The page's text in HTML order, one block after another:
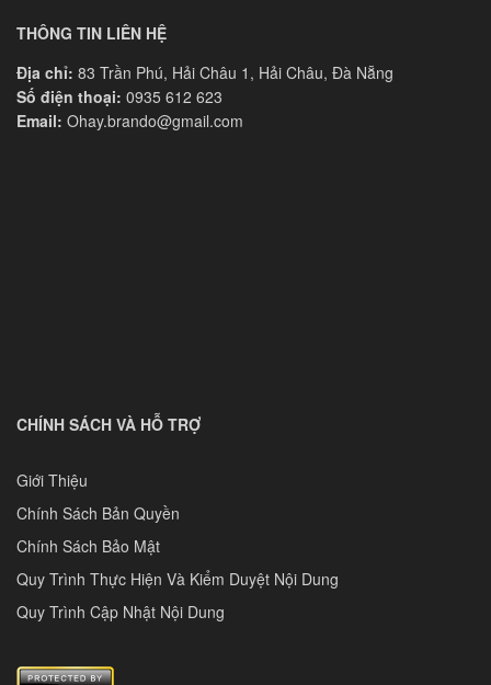
THÔNG TIN LIÊN HỆ
Địa chỉ: 83 Trần Phú, Hải Châu 1, Hải Châu, Đà Nẵng
Số điện thoại: 0935 612 623
Email: Ohay.brando@gmail.com
CHÍNH SÁCH VÀ HỖ TRỢ
Giới Thiệu
Chính Sách Bản Quyền
Chính Sách Bảo Mật
Quy Trình Thực Hiện Và Kiểm Duyệt Nội Dung
Quy Trình Cập Nhật Nội Dung